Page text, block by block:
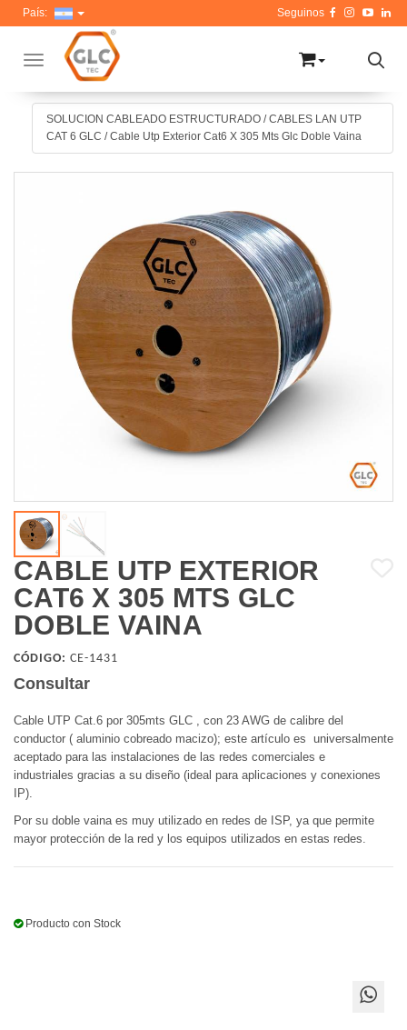
Toggle navigation
País:
SOLUCION CABLEADO ESTRUCTURADO /CABLES LAN UTP
CAT 6 GLC / Cable Utp Exterior Cat6 X 305 Mts Glc Doble Vaina
CABLE UTP EXTERIOR
CAT6 X 305 MTS GLC
DOBLE VAINA
CÓDIGO: CE-1431
Consultar
Cable UTP Cat.6 por 305mts GLC , con 23 AWG de calibre del
conductor ( aluminio cobreado macizo); este artículo es universalmente
aceptado para las instalaciones de las redes comerciales e
industriales gracias a su diseño (ideal para aplicaciones y conexiones
IP).
Por su doble vaina es muy utilizado en redes de ISP, ya que permite
mayor protección de la red y los equipos utilizados en estas redes.
Producto con Stock